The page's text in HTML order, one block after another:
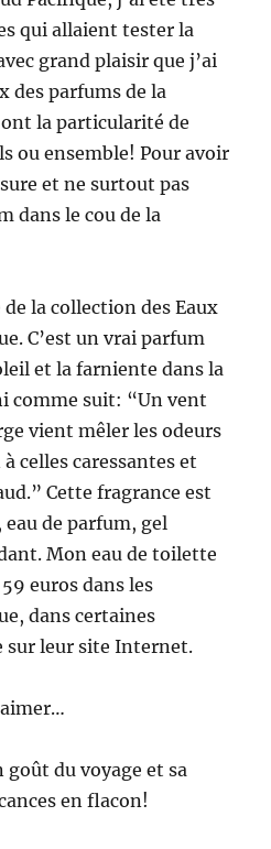
qui allaient tester la
grand plaisir que j’ai
des parfums de la
la particularité de
ou ensemble! Pour avoir
et ne surtout pas
dans le cou de la
la collection des Eaux
C’est un vrai parfum
et la farniente dans la
comme suit: “Un vent
vient mêler les odeurs
celles caressantes et
Cette fragrance est
de parfum, gel
Mon eau de toilette
euros dans les
dans certaines
sur leur site Internet.
goût du voyage et sa
en flacon!